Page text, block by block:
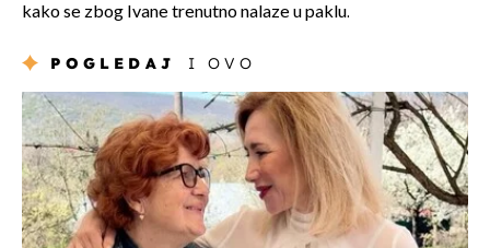
kako se zbog Ivane trenutno nalaze u paklu.
POGLEDAJ I OVO